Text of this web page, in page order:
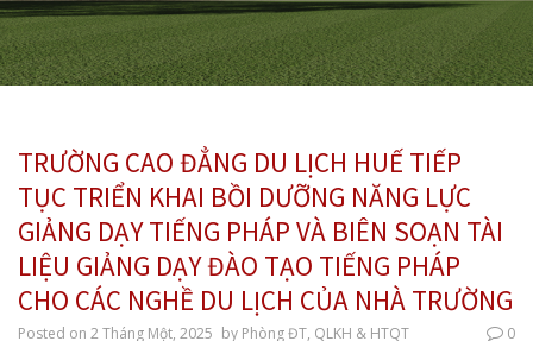
TRƯỜNG CAO ĐẲNG DU LỊCH HUẾ TIẾP
TỤC TRIỂN KHAI BỒI DƯỠNG NĂNG LỰC
GIẢNG DẠY TIẾNG PHÁP VÀ BIÊN SOẠN TÀI
LIỆU GIẢNG DẠY ĐÀO TẠO TIẾNG PHÁP
CHO CÁC NGHỀ DU LỊCH CỦA NHÀ TRƯỜNG
Posted on 2 Tháng Một, 2025 by Phòng ĐT, QLKH & HTQT 0